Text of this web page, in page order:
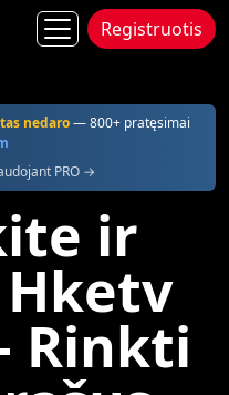
Registruotis
nedaro— 800+ pratęsimai
PRO →
ir
Rinkti